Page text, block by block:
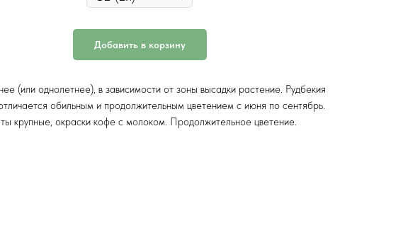
Добавить в корзину
(или однолетнее), в зависимости от зоны высадки растение. Рудбекия
обильным и продолжительным цветением с июня по сентябрь.
крупные, окраски кофе с молоком. Продолжительное цветение.